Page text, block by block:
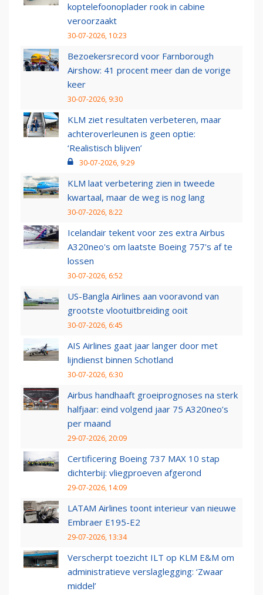
koptelefoonoplader rook in cabine
veroorzaakt
30-07-2026, 10:23
Bezoekersrecord voor Farnborough
Airshow: 41 procent meer dan de vorige
keer
30-07-2026, 9:30
KLM ziet resultaten verbeteren, maar
achteroverleunen is geen optie:
‘Realistisch blijven’
30-07-2026, 9:29
KLM laat verbetering zien in tweede
kwartaal, maar de weg is nog lang
30-07-2026, 8:22
Icelandair tekent voor zes extra Airbus
A320neo's om laatste Boeing 757's af te
lossen
30-07-2026, 6:52
US-Bangla Airlines aan vooravond van
grootste vlootuitbreiding ooit
30-07-2026, 6:45
AIS Airlines gaat jaar langer door met
lijndienst binnen Schotland
30-07-2026, 6:30
Airbus handhaaft groeiprognoses na sterk
halfjaar: eind volgend jaar 75 A320neo’s
per maand
29-07-2026, 20:09
Certificering Boeing 737 MAX 10 stap
dichterbij: vliegproeven afgerond
29-07-2026, 14:09
LATAM Airlines toont interieur van nieuwe
Embraer E195-E2
29-07-2026, 13:34
Verscherpt toezicht ILT op KLM E&M om
administratieve verslaglegging: ‘Zwaar
middel’